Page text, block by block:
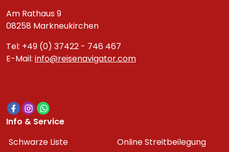
Am Rathaus 9
08258 Markneukirchen
Tel: +49 (0) 37422 - 746 467
E-Mail: info@reisenavigator.com
Info & Service
Schwarze Liste
Online Streitbeilegung